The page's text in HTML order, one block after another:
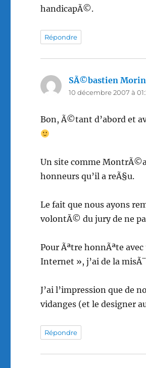
handicapÃ©.
Répondre
SÃ©bastien Morin
10 décembre 2007 à
Bon, Ã©tant d’abord et
Un site comme
honneurs qu’il a reÃ§u.
Le fait que nous ayons
volontÃ© du jury de ne
Pour Ãªtre honnÃªte
Internet », j’ai de la
J’ai l’impression que de
vidanges (et le designer
Répondre